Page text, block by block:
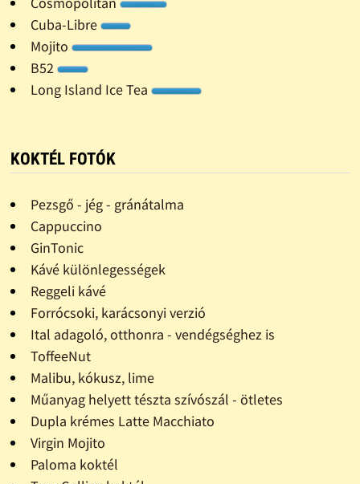
Cuba-Libre
Mojito
B52
Long Island Ice Tea
KOKTÉL FOTÓK
Pezsgő - jég - gránátalma
Cappuccino
GinTonic
Kávé különlegességek
Reggeli kávé
Forrócsoki, karácsonyi verzió
Ital adagoló, otthonra - vendégséghez is
ToffeeNut
Malibu, kókusz, lime
Műanyag helyett tészta szívószál - ötletes
Dupla krémes Latte Macchiato
Virgin Mojito
Paloma koktél